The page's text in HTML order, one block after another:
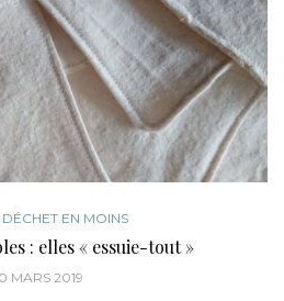
DÉCHET EN MOINS
: elles « essuie-tout »
MARS 2019